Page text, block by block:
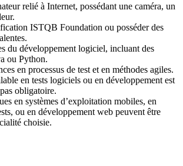
relié à Internet, possédant une caméra, un
ISTQB Foundation ou posséder des
du développement logiciel, incluant des
ou Python.
en processus de test et en méthodes agiles.
en tests logiciels ou en développement est
obligatoire.
en systèmes d’exploitation mobiles, en
ou en développement web peuvent être
choisie.